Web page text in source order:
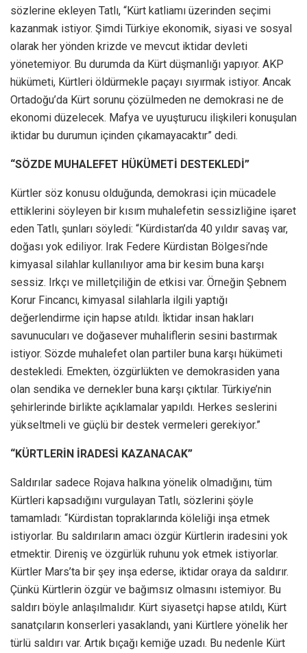
sözlerine ekleyen Tatlı, “Kürt katliamı üzerinden seçimi
kazanmak istiyor. Şimdi Türkiye ekonomik, siyasi ve sosyal
olarak her yönden krizde ve mevcut iktidar devleti
yönetemiyor. Bu durumda da Kürt düşmanlığı yapıyor. AKP
hükümeti, Kürtleri öldürmekle paçayı sıyırmak istiyor. Ancak
Ortadoğu’da Kürt sorunu çözülmeden ne demokrasi ne de
ekonomi düzelecek. Mafya ve uyuşturucu ilişkileri konuşulan
iktidar bu durumun içinden çıkamayacaktır” dedi.
“SÖZDE MUHALEFET HÜKÜMETİ DESTEKLEDİ”
Kürtler söz konusu olduğunda, demokrasi için mücadele
ettiklerini söyleyen bir kısım muhalefetin sessizliğine işaret
eden Tatlı, şunları söyledi: “Kürdistan’da 40 yıldır savaş var,
doğası yok ediliyor. Irak Federe Kürdistan Bölgesi’nde
kimyasal silahlar kullanılıyor ama bir kesim buna karşı
sessiz. Irkçı ve milletçiliğin de etkisi var. Örneğin Şebnem
Korur Fincancı, kimyasal silahlarla ilgili yaptığı
değerlendirme için hapse atıldı. İktidar insan hakları
savunucuları ve doğasever muhaliflerin sesini bastırmak
istiyor. Sözde muhalefet olan partiler buna karşı hükümeti
destekledi. Emekten, özgürlükten ve demokrasiden yana
olan sendika ve dernekler buna karşı çıktılar. Türkiye’nin
şehirlerinde birlikte açıklamalar yapıldı. Herkes seslerini
yükseltmeli ve güçlü bir destek vermeleri gerekiyor.”
“KÜRTLERİN İRADESİ KAZANACAK”
Saldırılar sadece Rojava halkına yönelik olmadığını, tüm
Kürtleri kapsadığını vurgulayan Tatlı, sözlerini şöyle
tamamladı: “Kürdistan topraklarında köleliği inşa etmek
istiyorlar. Bu saldırıların amacı özgür Kürtlerin iradesini yok
etmektir. Direniş ve özgürlük ruhunu yok etmek istiyorlar.
Kürtler Mars’ta bir şey inşa ederse, iktidar oraya da saldırır.
Çünkü Kürtlerin özgür ve bağımsız olmasını istemiyor. Bu
saldırı böyle anlaşılmalıdır. Kürt siyasetçi hapse atıldı, Kürt
sanatçıların konserleri yasaklandı, yani Kürtlere yönelik her
türlü saldırı var. Artık bıçağı kemiğe uzadı. Bu nedenle Kürt